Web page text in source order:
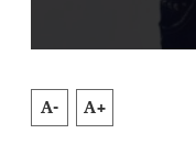
A- A+